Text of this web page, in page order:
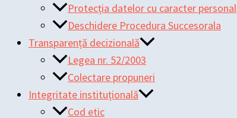
Protecția datelor cu caracter personal
Deschidere Procedura Succesorala
Transparență decizională
Legea nr. 52/2003
Colectare propuneri
Integritate instituțională
Cod etic